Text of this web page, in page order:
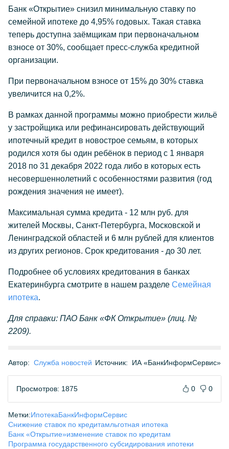
Банк «Открытие» снизил минимальную ставку по
семейной ипотеке до 4,95% годовых. Такая ставка
теперь доступна заёмщикам при первоначальном
взносе от 30%, сообщает пресс-служба кредитной
организации.
При первоначальном взносе от 15% до 30% ставка
увеличится на 0,2%.
В рамках данной программы можно приобрести жильё
у застройщика или рефинансировать действующий
ипотечный кредит в новострое семьям, в которых
родился хотя бы один ребёнок в период с 1 января
2018 по 31 декабря 2022 года либо в которых есть
несовершеннолетний с особенностями развития (год
рождения значения не имеет).
Максимальная сумма кредита - 12 млн руб. для
жителей Москвы, Санкт-Петербурга, Московской и
Ленинградской областей и 6 млн рублей для клиентов
из других регионов. Срок кредитования - до 30 лет.
Подробнее об условиях кредитования в банках
Екатеринбурга смотрите в нашем разделе Семейная
ипотека.
Для справки: ПАО Банк «ФК Открытие» (лиц. №
2209).
Автор: Служба новостей Источник: ИА «БанкИнформСервис»
Просмотров: 1875 0 0
Метки:ИпотекаБанкИнформСервис
Снижение ставок по кредитамльготная ипотека
Банк «Открытие»изменение ставок по кредитам
Программа государственного субсидирования ипотеки